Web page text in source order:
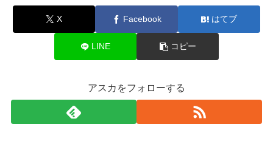
X Facebook はてブ
LINE コピー
アスカをフォローする